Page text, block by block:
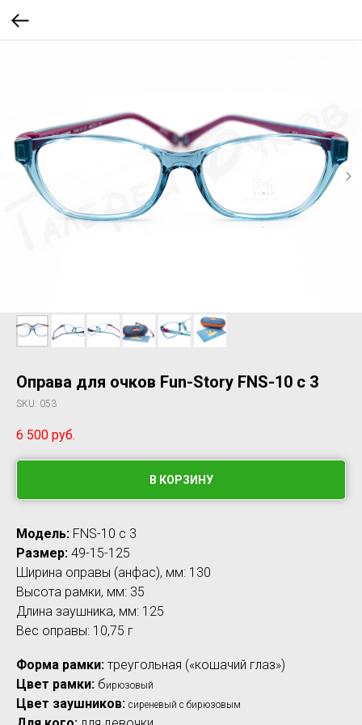
Оправа для очков Fun-Story FNS-10 с 3
SKU: 053
6 500 руб.
В КОРЗИНУ
Модель: FNS-10 c 3
Размер: 49-15-125
Ширина оправы (анфас), мм: 130
Высота рамки, мм: 35
Длина заушника, мм: 125
Вес оправы: 10,75 г
Форма рамки: треугольная («кошачий глаз»)
Цвет рамки: бирюзовый
Цвет заушников: сиреневый с бирюзовым